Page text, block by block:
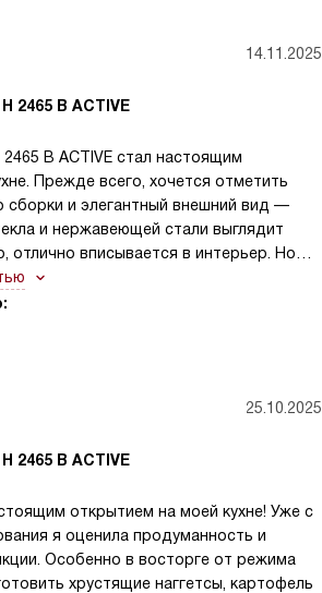
14.11.2025
2465 B ACTIVE
B ACTIVE стал настоящим
Прежде всего, хочется отметить
сборки и элегантный внешний вид —
и нержавеющей стали выглядит
отлично вписывается в интерьер. Но
Режим AirFry особенно
готовить хрустящую курицу или
масла, и результат получается
аэрогрилке. Очень удобна
— блюда пропекаются равномерно
одновременно, что особенно
стол для большой семьи или
наличие индикации фактической
нужно гадать, прогрелась ли духовка
дисплей EasyControl
а автоматические программы
процесс приготовления: выбрала
подбирает оптимальный режим.
25.10.2025
2465 B ACTIVE
открытием на моей кухне! Уже с
я оценила продуманность и
Особенно в восторге от режима
хрустящие наггетсы, картофель